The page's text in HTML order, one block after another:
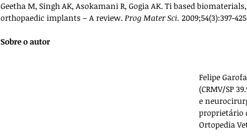
Geetha M, Singh AK, Asokamani R, Gogia AK. Ti based
orthopaedic implants – A review. Prog Mater Sci. 2009;54(3):397-
Sobre o autor
Felipe
(CRMV/SP
e
proprietário
Ortopedia